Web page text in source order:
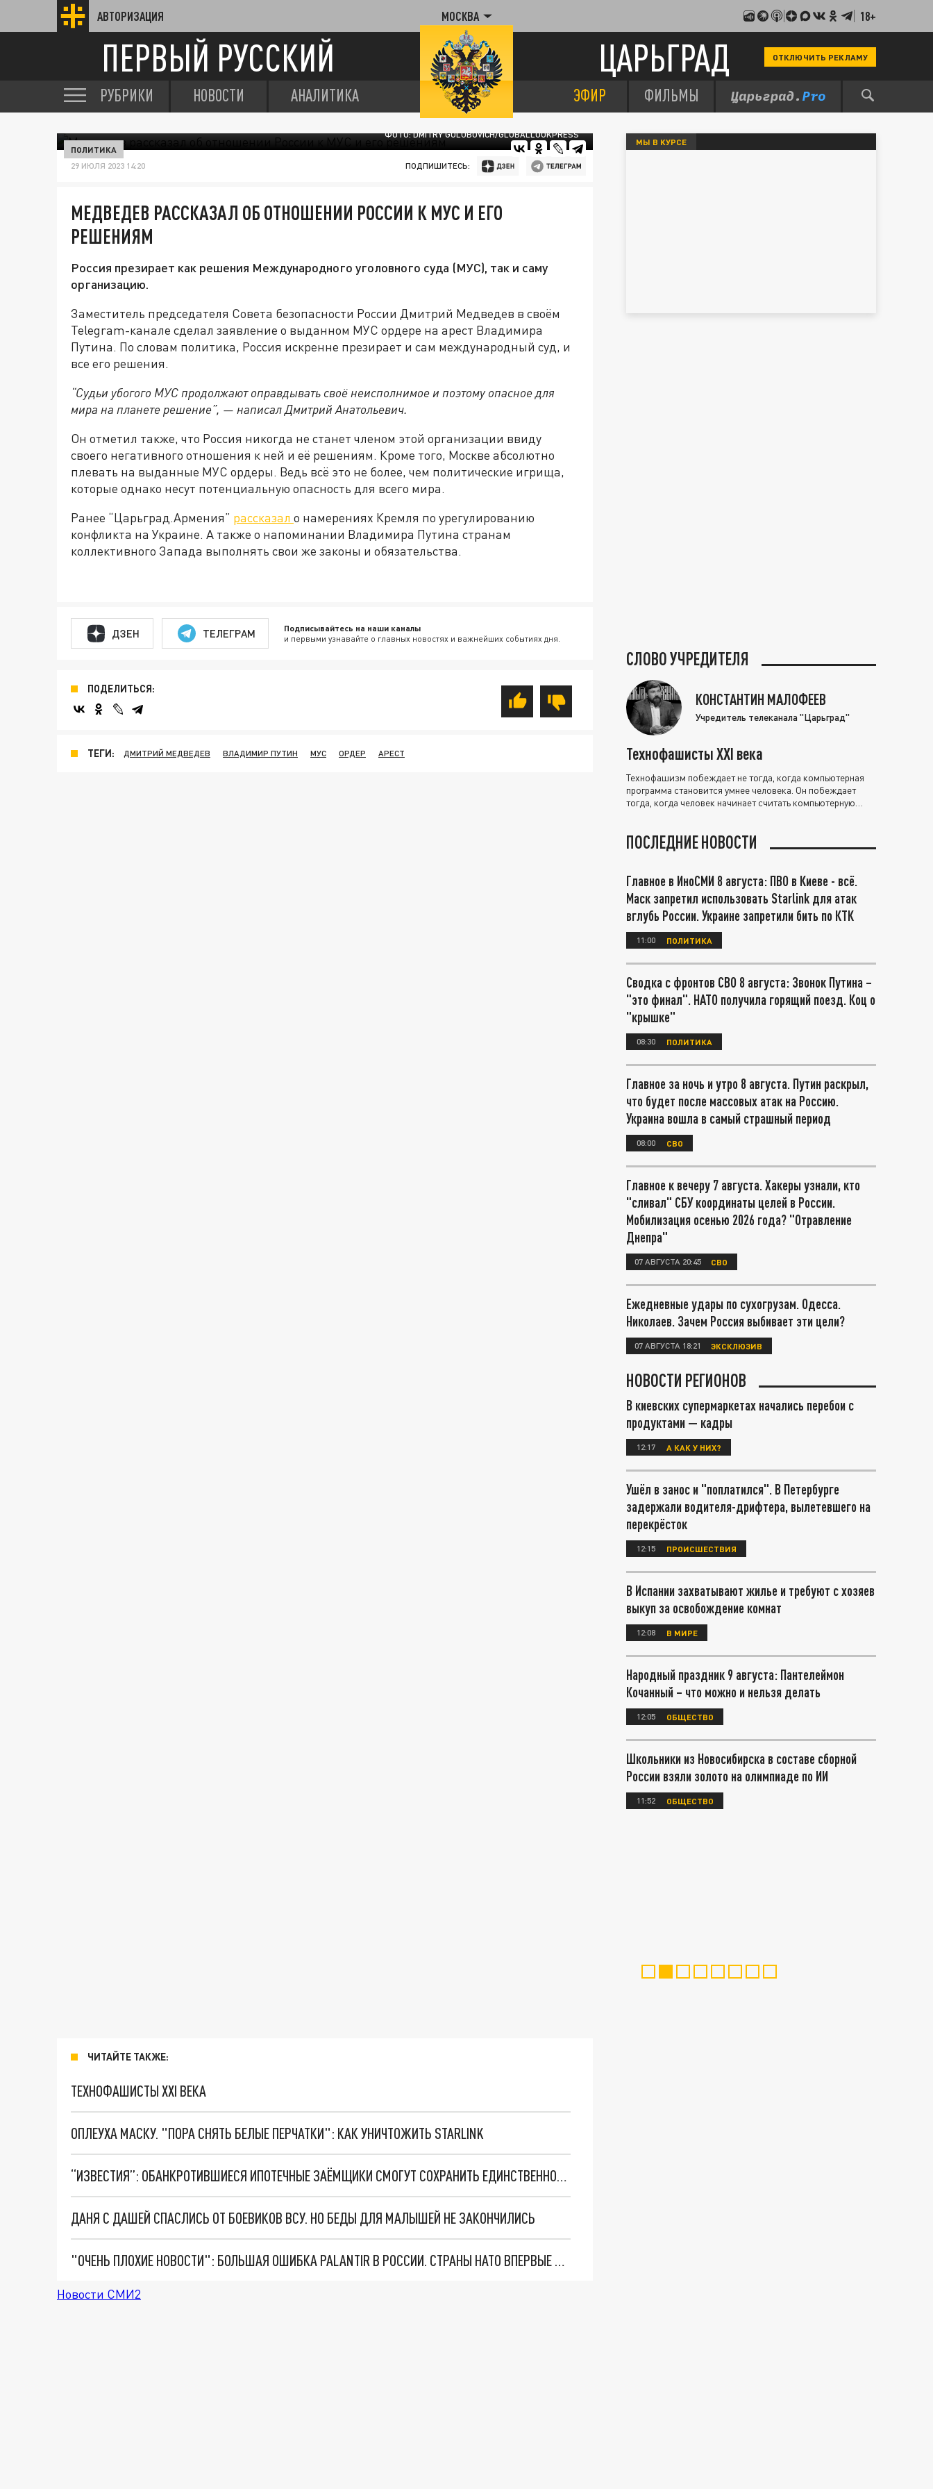
АВТОРИЗАЦИЯ МОСКВА 18+
ПЕРВЫЙ РУССКИЙ ЦАРЬГРАД ОТКЛЮЧИТЬ РЕКЛАМУ
РУБРИКИ НОВОСТИ АНАЛИТИКА ЭФИР ФИЛЬМЫ
ФОТО: DMITRY GOLUBOVICH/GLOBALLOOKPRESS
ПОЛИТИКА
29 ИЮЛЯ 2023 14:20 ПОДПИШИТЕСЬ:
МЕДВЕДЕВ РАССКАЗАЛ ОБ ОТНОШЕНИИ РОССИИ К МУС И ЕГО
РЕШЕНИЯМ
Россия презирает как решения Международного уголовного суда (МУС), так и саму
организацию.
Заместитель председателя Совета безопасности России Дмитрий Медведев в своём
Telegram-канале сделал заявление о выданном МУС ордере на арест Владимира
Путина. По словам политика, Россия искренне презирает и сам международный суд, и
все его решения.
“Судьи убогого МУС продолжают оправдывать своё неисполнимое и поэтому опасное для
мира на планете решение”, — написал Дмитрий Анатольевич.
Он отметил также, что Россия никогда не станет членом этой организации ввиду
своего негативного отношения к ней и её решениям. Кроме того, Москве абсолютно
плевать на выданные МУС ордеры. Ведь всё это не более, чем политические игрища,
которые однако несут потенциальную опасность для всего мира.
Ранее “Царьград.Армения” рассказал о намерениях Кремля по урегулированию
конфликта на Украине. А также о напоминании Владимира Путина странам
коллективного Запада выполнять свои же законы и обязательства.
ДЗЕН ТЕЛЕГРАМ Подписывайтесь на наши каналы
и первыми узнавайте о главных новостях и важнейших событиях дня.
ПОДЕЛИТЬСЯ:
ТЕГИ: ДМИТРИЙ МЕДВЕДЕВ ВЛАДИМИР ПУТИН МУС ОРДЕР АРЕСТ
ЧИТАЙТЕ ТАКЖЕ:
ТЕХНОФАШИСТЫ XXI ВЕКА
ОПЛЕУХА МАСКУ. "ПОРА СНЯТЬ БЕЛЫЕ ПЕРЧАТКИ": КАК УНИЧТОЖИТЬ STARLINK
“ИЗВЕСТИЯ”: ОБАНКРОТИВШИЕСЯ ИПОТЕЧНЫЕ ЗАЁМЩИКИ СМОГУТ СОХРАНИТЬ ЕДИНСТВЕННОЕ ЖИЛЬЁ
ДАНЯ С ДАШЕЙ СПАСЛИСЬ ОТ БОЕВИКОВ ВСУ. НО БЕДЫ ДЛЯ МАЛЫШЕЙ НЕ ЗАКОНЧИЛИСЬ
"ОЧЕНЬ ПЛОХИЕ НОВОСТИ": БОЛЬШАЯ ОШИБКА PALANTIR В РОССИИ. СТРАНЫ НАТО ВПЕРВЫЕ ЗА СВО ОСТАНОВИЛИ ПОСТАВКИ ОРУЖИЯ. ВСУ ТЕРЯЮТ ПРИГРАНИЧЬЕ?
Новости СМИ2
МЫ В КУРСЕ
СЛОВО УЧРЕДИТЕЛЯ
КОНСТАНТИН МАЛОФЕЕВ
Учредитель телеканала "Царьград"
Технофашисты XXI века
Технофашизм побеждает не тогда, когда компьютерная
программа становится умнее человека. Он побеждает
тогда, когда человек начинает считать компьютерную
ПОСЛЕДНИЕ НОВОСТИ
Главное в ИноСМИ 8 августа: ПВО в Киеве - всё.
Маск запретил использовать Starlink для атак
вглубь России. Украине запретили бить по КТК
11:00 ПОЛИТИКА
Сводка с фронтов СВО 8 августа: Звонок Путина –
"это финал". НАТО получила горящий поезд. Коц о
"крышке"
08:30 ПОЛИТИКА
Главное за ночь и утро 8 августа. Путин раскрыл,
что будет после массовых атак на Россию.
Украина вошла в самый страшный период
08:00 СВО
Главное к вечеру 7 августа. Хакеры узнали, кто
"сливал" СБУ координаты целей в России.
Мобилизация осенью 2026 года? "Отравление
Днепра"
07 АВГУСТА 20:45 СВО
Ежедневные удары по сухогрузам. Одесса.
Николаев. Зачем Россия выбивает эти цели?
07 АВГУСТА 18:21 ЭКСКЛЮЗИВ
НОВОСТИ РЕГИОНОВ
В киевских супермаркетах начались перебои с
продуктами — кадры
12:17 А КАК У НИХ?
Ушёл в занос и "поплатился". В Петербурге
задержали водителя-дрифтера, вылетевшего на
перекрёсток
12:15 ПРОИСШЕСТВИЯ
В Испании захватывают жилье и требуют с хозяев
выкуп за освобождение комнат
12:08 В МИРЕ
Народный праздник 9 августа: Пантелеймон
Кочанный – что можно и нельзя делать
12:05 ОБЩЕСТВО
Школьники из Новосибирска в составе сборной
России взяли золото на олимпиаде по ИИ
11:52 ОБЩЕСТВО